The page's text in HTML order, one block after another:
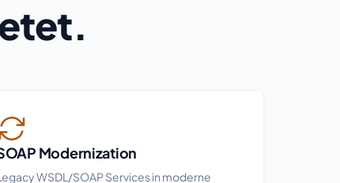
Modernization
WSDL/SOAP Services in moderne